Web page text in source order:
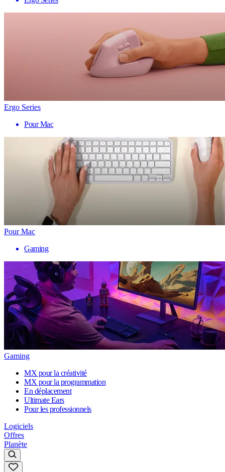
Ergo Series
Pour Mac
Pour Mac
Gaming
Gaming
MX pour la créativité
MX pour la programmation
En déplacement
Ultimate Ears
Pour les professionnels
Logiciels
Offres
Planète